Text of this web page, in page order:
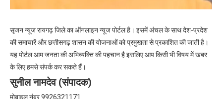
सृजन न्यूज रायगढ़ जिले का ऑनलाइन न्यूज पोर्टल है। इसमें अंचल के साथ देश-प्रदेश
की समाचारें और छत्तीसगढ़ शासन की योजनाओं को प्रमुखता से प्रकाशित की जाती है।
यह पोर्टल आम जनता की अभिव्यक्ति की पहचान है इसलिए आप किसी भी विषय में खबर
के लिए हमसे संपर्क कर सकते हैं।
सुनील नामदेव (संपादक)
मोबाइल नंबर 9926321171